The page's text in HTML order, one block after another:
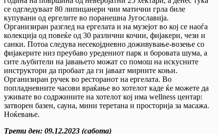
се одгледуваат 80 липицанери чии матични грла биле
купувани од ергелите во поранешна Југославија.
Организиран разглед на ергелата и на музејот во кој се наоѓа
колекција од повеќе од 30 различни кочии, фијакери, чези и
санки. Потоа следува несекојдневно доживување-возење со
фијакерите низ преубаво уредениот парк и боровата шума, а
сите љубители на јавањето можат со помош на искусните
инструктори да пробаат да ги јаваат мирните коњи.
Организиран ручек во ресторанот на ергелата. Во
попладневните часови враќање во хотелот каде ќе можете да
уживате во содржините на хотелот кој има wellness центар:
затворен базен, сауна, мини теретана и просторија за масажа.
Ноќевање.
Трети ден: 09.12.2023 (сабота)